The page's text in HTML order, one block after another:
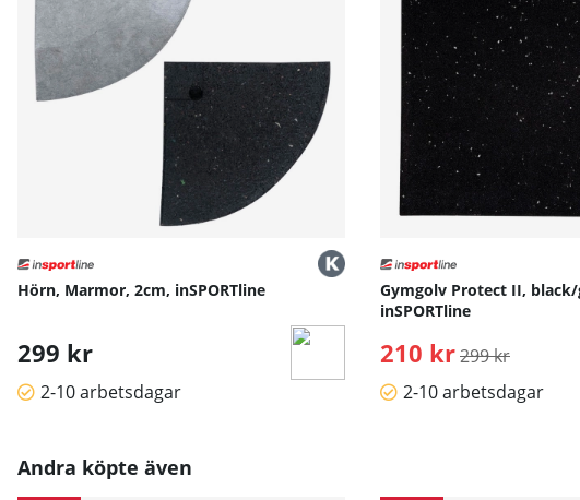
Hörn, Marmor, 2cm, inSPORTline
299 kr
2-10 arbetsdagar
Gymgolv Protect II,
inSPORTline
210 kr Ordinarie pris:
299 kr
2-10 arbetsdagar
Andra köpte även